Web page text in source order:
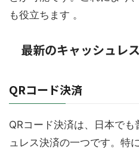
も役立ちます 。
最新のキャッシュレ
QRコード決済
QRコード決済は、日本で
ュレス決済の一つです。特